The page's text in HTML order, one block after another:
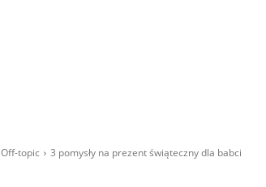
Off-topic 3 pomysły na prezent świąteczny dla babci